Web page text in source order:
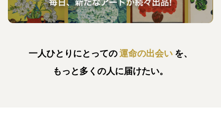
一人ひとりにとっての運命の出会い を、
もっと多くの人に届けたい。